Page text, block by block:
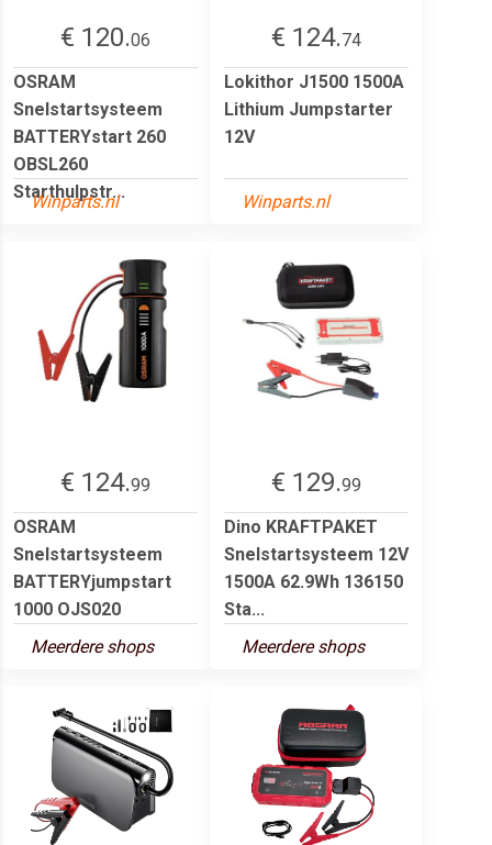
€ 120.06
OSRAM
Snelstartsysteem
BATTERYstart 260
OBSL260
Starthulpstr...
Winparts.nl
€ 124.74
Lokithor J1500 1500A
Lithium Jumpstarter
12V
Winparts.nl
€ 124.99
OSRAM
Snelstartsysteem
BATTERYjumpstart
1000 OJS020
Meerdere shops
€ 129.99
Dino KRAFTPAKET
Snelstartsysteem 12V
1500A 62.9Wh 136150
Sta...
Meerdere shops